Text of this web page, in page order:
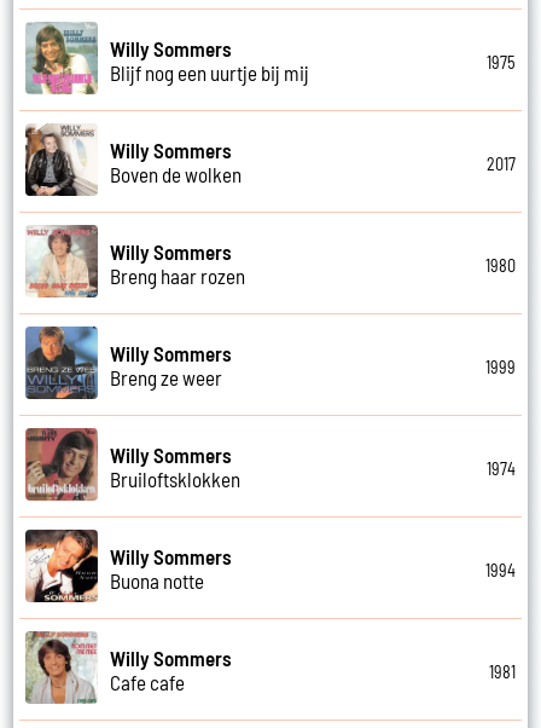
Willy Sommers
Blijf nog een uurtje bij mij
1975
Willy Sommers
Boven de wolken
2017
Willy Sommers
Breng haar rozen
1980
Willy Sommers
Breng ze weer
1999
Willy Sommers
Bruiloftsklokken
1974
Willy Sommers
Buona notte
1994
Willy Sommers
Cafe cafe
1981